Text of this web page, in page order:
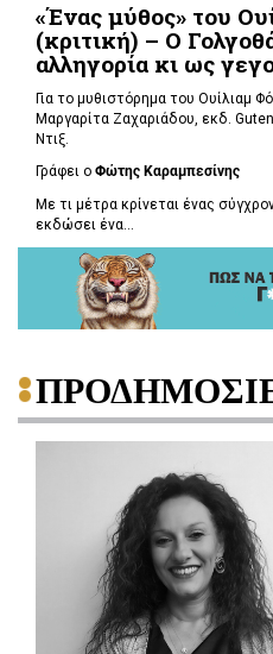
«Ένας μύθος» του
(κριτική) – Ο
αλληγορία κι ως
Για το μυθιστόρημα του Ουίλιαμ
Μαργαρίτα Ζαχαριάδου, εκδ.
Ντιξ.
Γράφει ο Φώτης Καραμπεσίνης
Με τι μέτρα κρίνεται ένας
εκδώσει ένα...